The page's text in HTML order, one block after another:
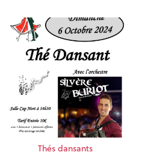
Thés dansants